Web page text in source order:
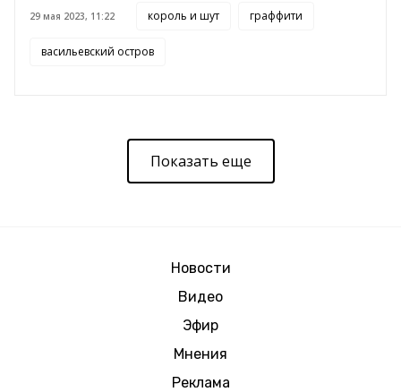
29 мая 2023, 11:22 король и шут граффити
васильевский остров
Показать еще
Новости
Видео
Эфир
Мнения
Реклама